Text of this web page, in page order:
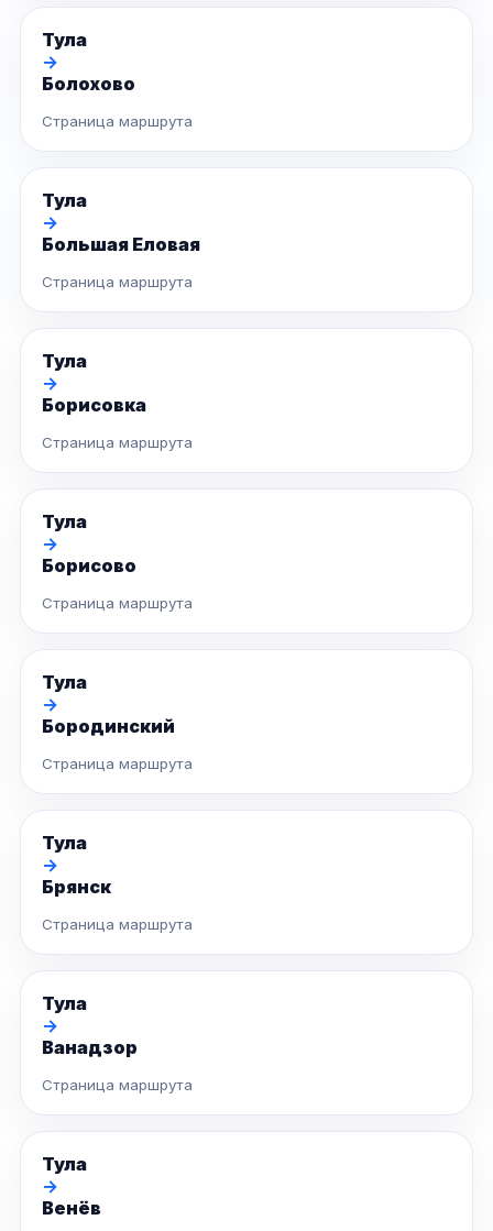
Тула
→
Болохово
Страница маршрута
Тула
→
Большая Еловая
Страница маршрута
Тула
→
Борисовка
Страница маршрута
Тула
→
Борисово
Страница маршрута
Тула
→
Бородинский
Страница маршрута
Тула
→
Брянск
Страница маршрута
Тула
→
Ванадзор
Страница маршрута
Тула
→
Венёв